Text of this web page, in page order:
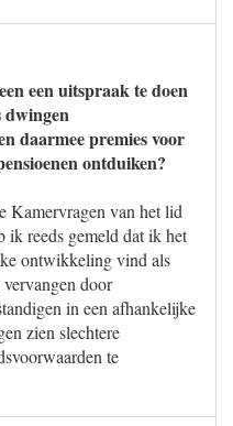
een uitspraak te doen
dwingen
daarmee premies voor
ontduiken?
Kamervragen van het lid
ik reeds gemeld dat ik het
ontwikkeling vind als
door
in een afhankelijke
zien slechtere
te